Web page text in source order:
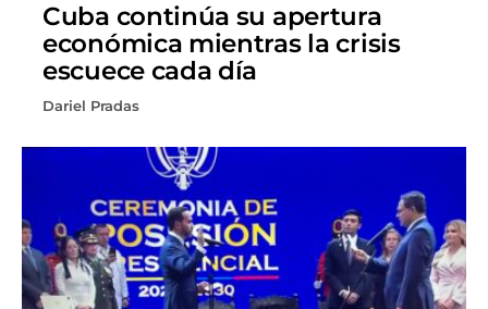
Cuba continúa su apertura
económica mientras la crisis
escuece cada día
Dariel Pradas